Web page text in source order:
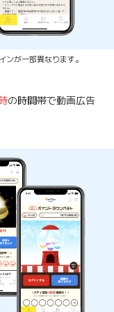
が一部異なります。
の時間帯で動画広告